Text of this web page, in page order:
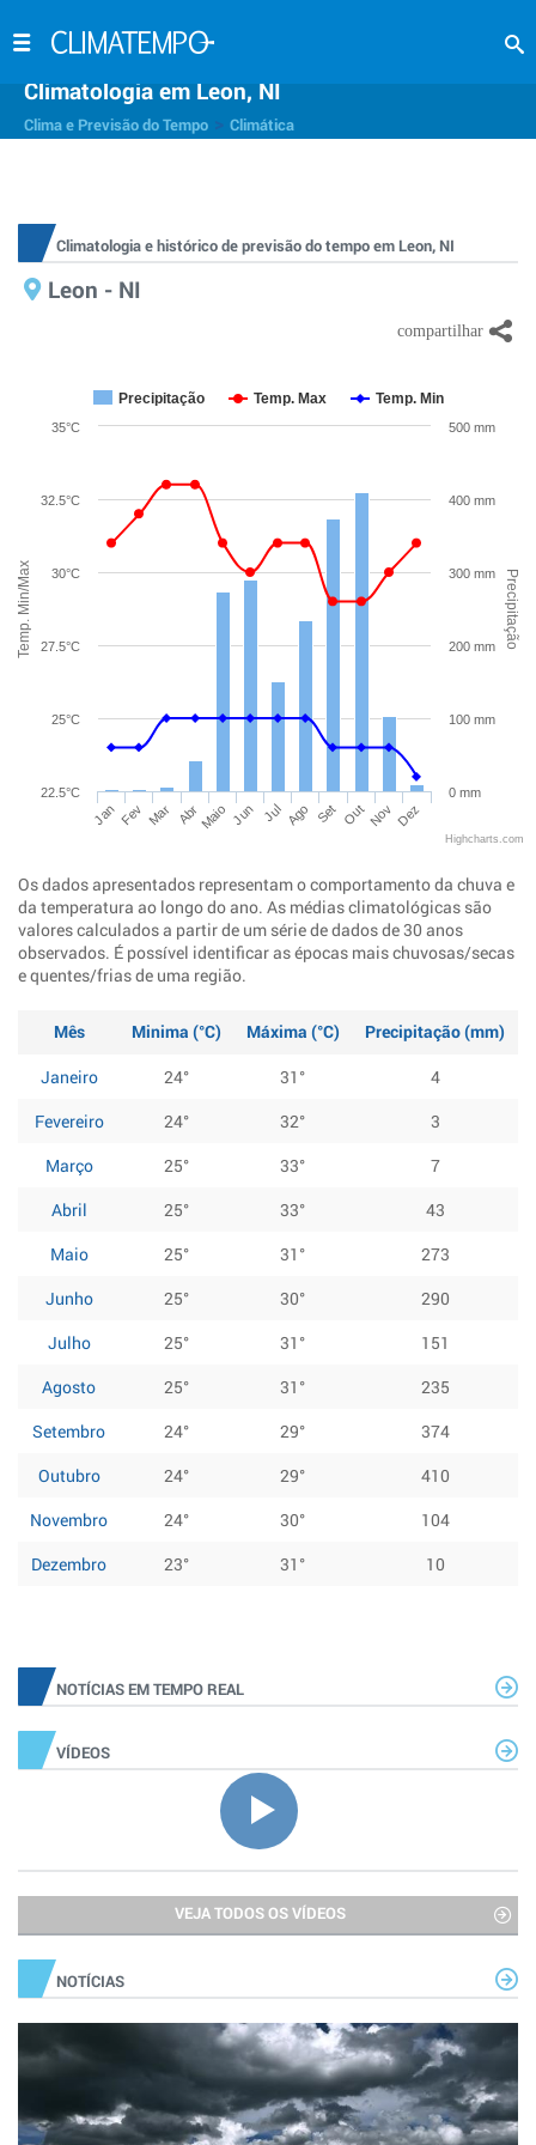
Climatologia em Leon, NI
Clima e Previsão do Tempo Climática
Climatologia e histórico de previsão do tempo em Leon, NI
Leon - NI
Temp. Min/Max Precipitação
Precipitação Temp. Max Temp. Min
Jan Fev Mar AbrMaio Jun Jul Ago Set OutNov Dez
22.5°C
25°C
27.5°C
30°C
32.5°C
35°C
0 mm
100 mm
200 mm
300 mm
400 mm
500 mm
Highcharts.com
Os dados apresentados representam o comportamento da chuva e
da temperatura ao longo do ano. As médias climatológicas são
valores calculados a partir de um série de dados de 30 anos
observados. É possível identificar as épocas mais chuvosas/secas
e quentes/frias de uma região.
Mês Minima (°C) Máxima (°C)
Precipitação (mm)
Janeiro
24° 31°
4
Fevereiro
24° 32°
3
Março
25° 33°
7
Abril
25° 33°
43
Maio
25° 31°
273
Junho
25° 30°
290
Julho
25° 31°
151
Agosto
25° 31°
235
Setembro
24° 29°
374
Outubro
24° 29°
410
Novembro
24° 30°
104
Dezembro
23° 31° 10
NOTÍCIAS EM TEMPO REAL
VÍDEOS
VEJA TODOS OS VÍDEOS
NOTÍCIAS